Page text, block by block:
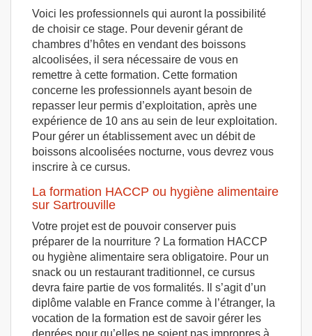
Voici les professionnels qui auront la possibilité
de choisir ce stage. Pour devenir gérant de
chambres d’hôtes en vendant des boissons
alcoolisées, il sera nécessaire de vous en
remettre à cette formation. Cette formation
concerne les professionnels ayant besoin de
repasser leur permis d’exploitation, après une
expérience de 10 ans au sein de leur exploitation.
Pour gérer un établissement avec un débit de
boissons alcoolisées nocturne, vous devrez vous
inscrire à ce cursus.
La formation HACCP ou hygiène alimentaire
sur Sartrouville
Votre projet est de pouvoir conserver puis
préparer de la nourriture ? La formation HACCP
ou hygiène alimentaire sera obligatoire. Pour un
snack ou un restaurant traditionnel, ce cursus
devra faire partie de vos formalités. Il s’agit d’un
diplôme valable en France comme à l’étranger, la
vocation de la formation est de savoir gérer les
denrées pour qu’elles ne soient pas impropres à